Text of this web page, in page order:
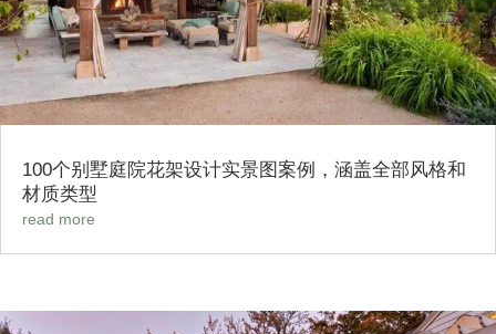
100个别墅庭院花架设计实景图案例，涵盖全部风格和
材质类型
read more